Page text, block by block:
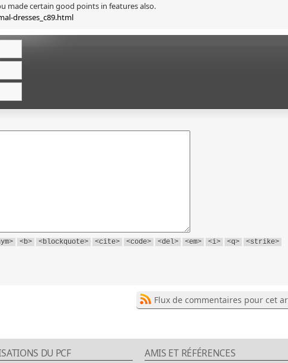
made certain good points in features also.
dresses_c89.html
<b> <blockquote> <cite> <code> <del> <em> <i> <q>
<strike>
Flux de commentaires pour cet
DU PCF AMIS ET RÉFÉRENCES